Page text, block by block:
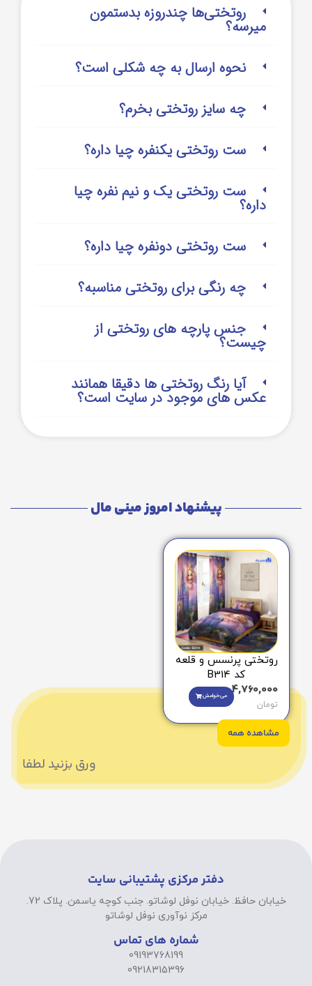
روتختی‌‌ها چندروزه بدستمون
میرسه؟
نحوه ارسال به چه شکلی است؟
چه سایز روتختی بخرم؟
ست روتختی یکنفره چیا داره؟
ست روتختی یک و نیم نفره چیا
داره؟
ست روتختی دونفره چیا داره؟
چه رنگی برای روتختی مناسبه؟
جنس پارچه های روتختی از
چیست؟
آیا رنگ روتختی ها دقیقا همانند
عکس های موجود در سایت است؟
پیشنهاد امروز مینی مال
روتختی پرنسس و قلعه
کد B314
4,760,000
تومان
می‌خوامش
مشاهده همه
ورق بزنید لطفا
دفتر مرکزی پشتیبانی سایت
خیابان حافظ. خیابان نوفل لوشاتو. جنب کوچه یاسمن. پلاک 72.
مرکز نوآوری نوفل لوشاتو
شماره های تماس
09193768199
09218315396